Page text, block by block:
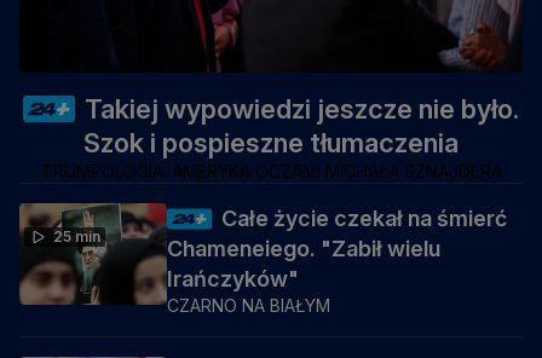
Takiej wypowiedzi jeszcze nie było.
Szok i pospieszne tłumaczenia
TRUMPOLOGIA. AMERYKA OCZAMI MICHAŁA SZNAJDERA
25 min
Całe życie czekał na śmierć
Chameneiego. "Zabił wielu
Irańczyków"
CZARNO NA BIAŁYM